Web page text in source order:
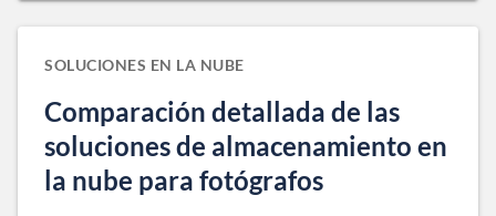
SOLUCIONES EN LA NUBE
Comparación detallada de las
soluciones de almacenamiento en
la nube para fotógrafos